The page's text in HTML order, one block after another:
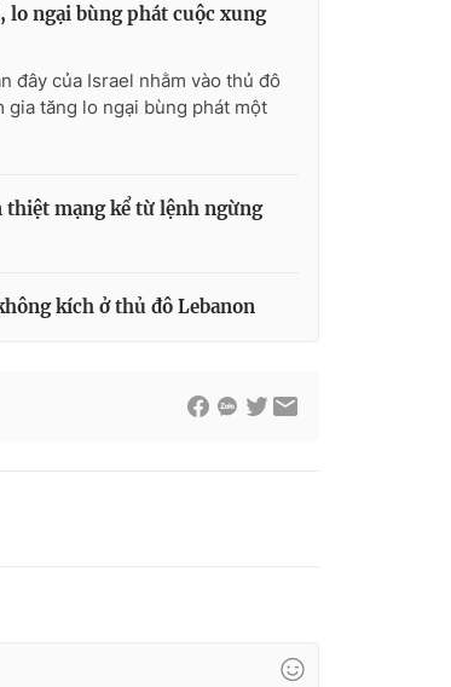
lo ngại bùng phát cuộc xung
đây của Israel nhằm vào thủ đô
gia tăng lo ngại bùng phát một
thiệt mạng kể từ lệnh ngừng
kích ở thủ đô Lebanon